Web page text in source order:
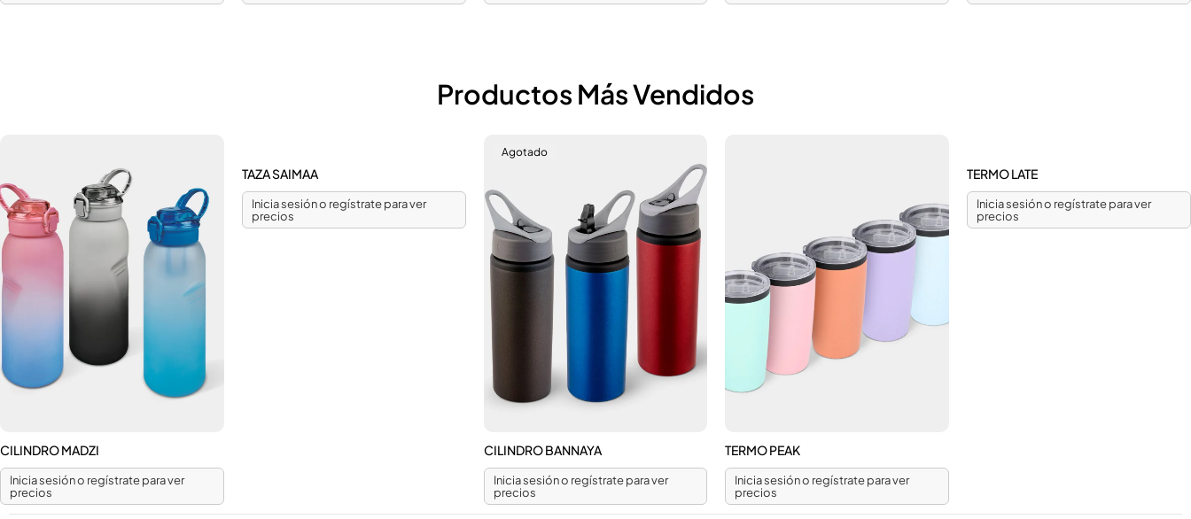
Productos Más Vendidos
CILINDRO MADZI
Inicia sesión o regístrate para ver
precios
TAZA SAIMAA
Inicia sesión o regístrate para ver
precios
Agotado
CILINDRO BANNAYA
Inicia sesión o regístrate para ver
precios
TERMO PEAK
Inicia sesión o regístrate para ver
precios
TERMO LATE
Inicia sesión o regístrate para ver
precios